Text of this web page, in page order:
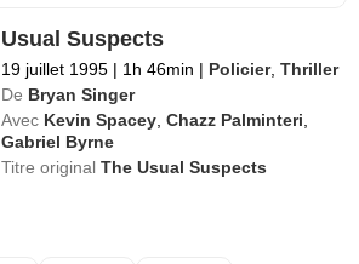
Usual Suspects
19 juillet 1995 | 1h 46min | Policier,Thriller
De Bryan Singer
Avec Kevin Spacey ,Chazz Palminteri
Gabriel Byrne
Titre originalThe Usual Suspects